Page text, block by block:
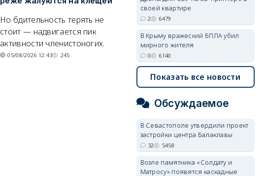
Но бдительность терять не
стоит — надвигается пик
активности членистоногих.
05/08/2026 12:43 245
Балаклавы
Там появится туристический
квартал с отелями и
парковками.
05/08/2026 08:01 5458
своей квартире
2 6479
В Крыму вражеский БПЛА убил
мирного жителя
0 6140
Показать все новости
Обсуждаемое
В Севастополе утвердили проект
застройки центра Балаклавы
32 5458
Возле памятника «Солдату и
Матросу» появятся каскадные